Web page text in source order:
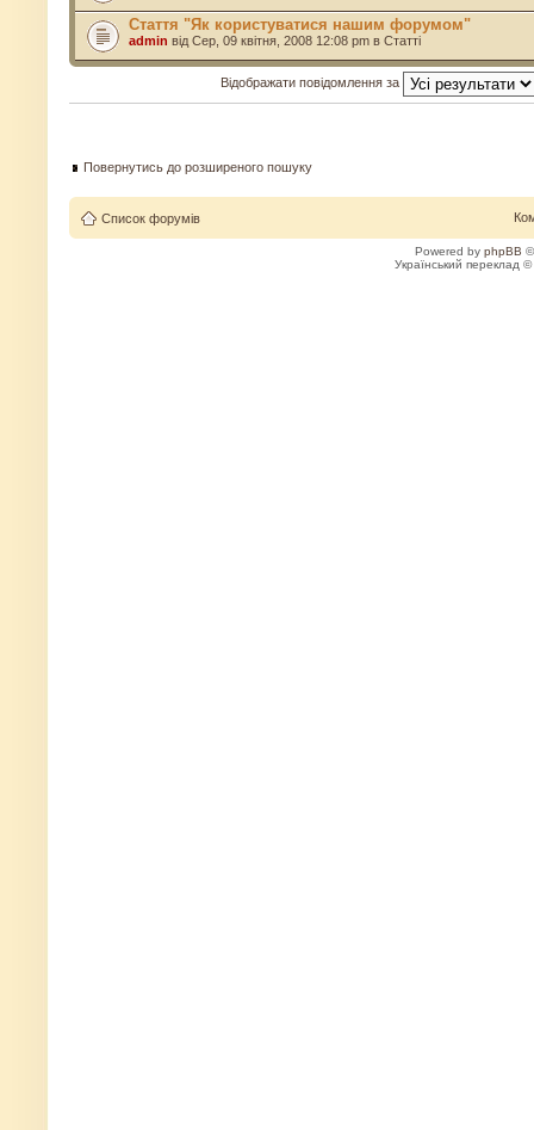
Стаття "Як користуватися нашим форумом"
admin від Сер, 09 квітня, 2008 12:08 pm в Статті
Відображати повідомлення за
Повернутись до розширеного пошуку
Список форумів
Powered by phpBB
Український переклад